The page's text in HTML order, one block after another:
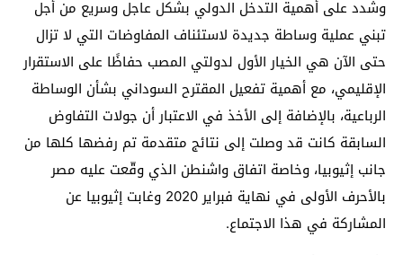
وشدد على أهمية التدخل الدولي بشكل عاجل وسريع من أجل
تبني عملية وساطة جديدة لاستئناف المفاوضات التي لا تزال
حتى الآن هي الخيار الأول لدولتي المصب حفاظًا على الاستقرار
الإقليمي، مع أهمية تفعيل المقترح السوداني بشأن الوساطة
الرباعية، بالإضافة إلى الأخذ في الاعتبار أن جولات التفاوض
السابقة كانت قد وصلت إلى نتائج متقدمة تم رفضها كلها من
جانب إثيوبيا، وخاصة اتفاق واشنطن الذي وقّعت عليه مصر
بالأحرف الأولى في نهاية فبراير 2020 وغابت إثيوبيا عن
المشاركة في هذا الاجتماع.